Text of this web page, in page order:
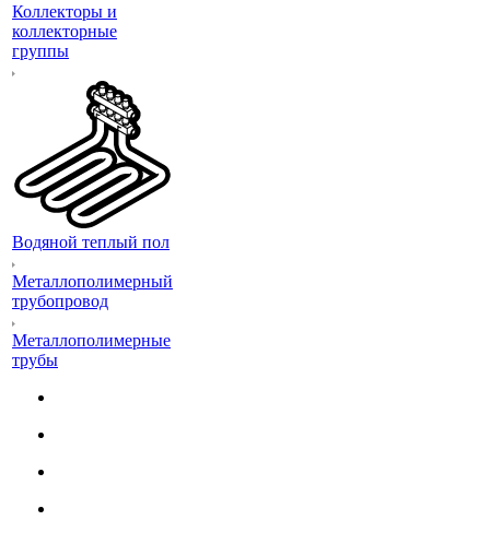
Коллекторы и
коллекторные
группы
Водяной теплый пол
Металлополимерный
трубопровод
Металлополимерные
трубы